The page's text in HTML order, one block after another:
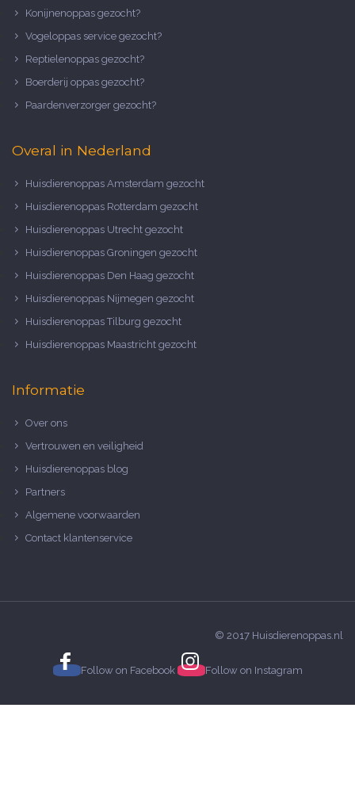
Konijnenoppas gezocht?
Vogeloppas service gezocht?
Reptielenoppas gezocht?
Boerderij oppas gezocht?
Paardenverzorger gezocht?
Overal in Nederland
Huisdierenoppas Amsterdam gezocht
Huisdierenoppas Rotterdam gezocht
Huisdierenoppas Utrecht gezocht
Huisdierenoppas Groningen gezocht
Huisdierenoppas Den Haag gezocht
Huisdierenoppas Nijmegen gezocht
Huisdierenoppas Tilburg gezocht
Huisdierenoppas Maastricht gezocht
Informatie
Over ons
Vertrouwen en veiligheid
Huisdierenoppas blog
Partners
Algemene voorwaarden
Contact klantenservice
© 2017 Huisdierenoppas.nl
Follow on Facebook Follow on Instagram